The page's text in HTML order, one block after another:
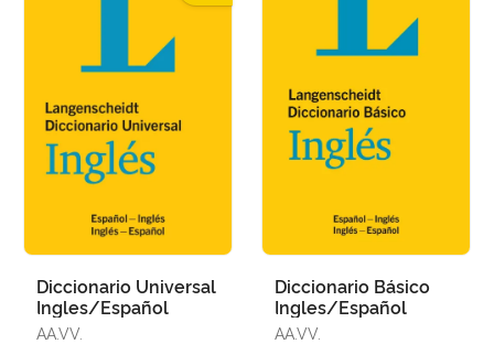
Diccionario Universal
Ingles/Español
AA.VV.
Diccionario Básico
Ingles/Español
AA.VV.